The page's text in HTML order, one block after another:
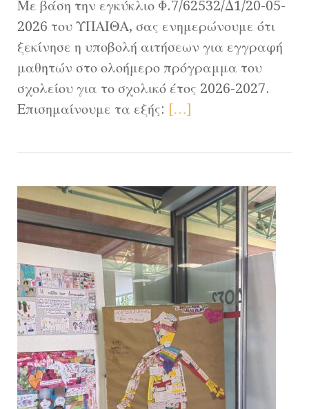
Με βάση την εγκύκλιο Φ.7/62532/Δ1/20-05-
2026 του ΥΠΑΙΘΑ, σας ενημερώνουμε ότι
ξεκίνησε η υποβολή αιτήσεων για εγγραφή
μαθητών στο ολοήμερο πρόγραμμα του
σχολείου για το σχολικό έτος 2026-2027.
Επισημαίνουμε τα εξής: […]